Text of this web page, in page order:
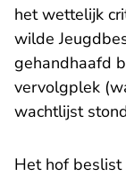
het wettelijk
wilde
gehandhaafd
vervolgplek
wachtlijst
Het hof beslist